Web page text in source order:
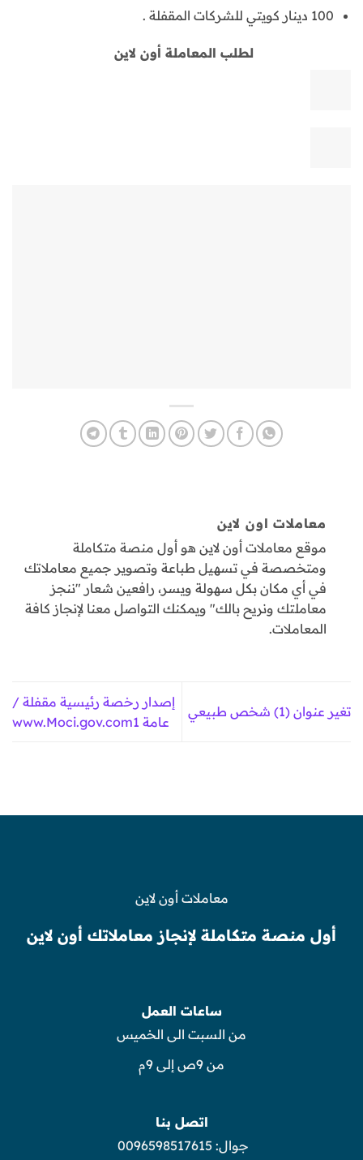
100 دينار كويتي للشركات المقفلة .
لطلب المعاملة أون لاين
معاملات اون لاين
موقع معاملات أون لاين هو أول منصة متكاملة
ومتخصصة في تسهيل طباعة وتصوير جميع معاملاتك
في أي مكان بكل سهولة ويسر، رافعين شعار "ننجز
معاملتك ونريح بالك" ويمكنك التواصل معنا لإنجاز كافة
المعاملات.
تغير عنوان (1) شخص طبيعي
إصدار رخصة رئيسية مقفلة /
عامة www.Moci.gov.com1
معاملات أون لاين
أول منصة متكاملة لإنجاز معاملاتك أون لاين
ساعات العمل
من السبت الى الخميس
من 9ص إلى 9م
اتصل بنا
جوال: 0096598517615